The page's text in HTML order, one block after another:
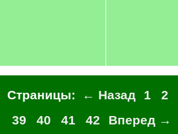
Страницы: ← Назад 1 2
39
40 41 42 Вперед →